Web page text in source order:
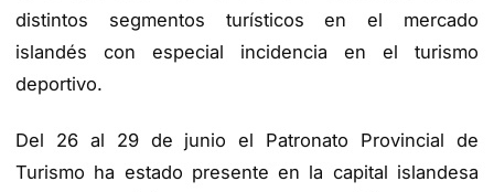
distintos segmentos turísticos en el mercado
islandés con especial incidencia en el turismo
deportivo.
Del 26 al 29 de junio el Patronato Provincial de
Turismo ha estado presente en la capital islandesa